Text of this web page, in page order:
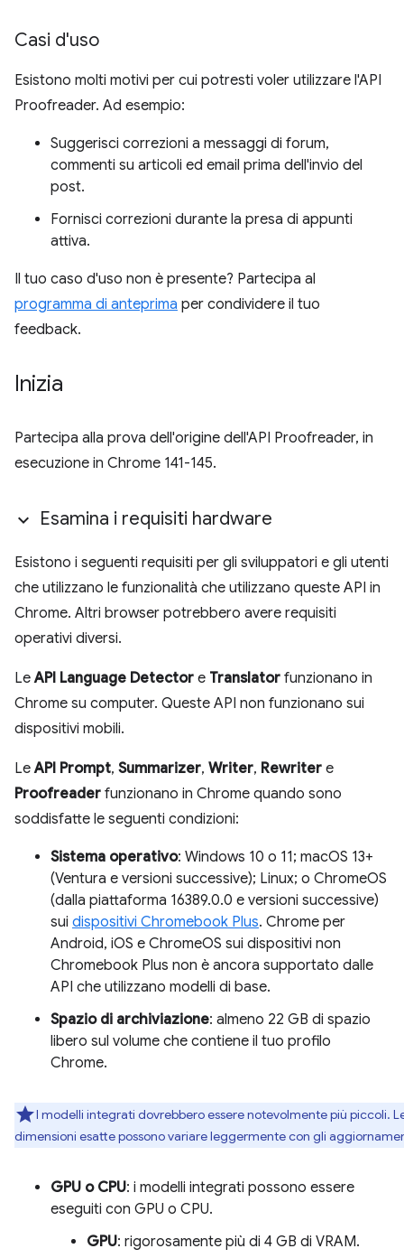
Casi d'uso
Esistono molti motivi per cui potresti voler utilizzare l'API
Proofreader. Ad esempio:
Suggerisci correzioni a messaggi di forum,
commenti su articoli ed email prima dell'invio del
post.
Fornisci correzioni durante la presa di appunti
attiva.
Il tuo caso d'uso non è presente? Partecipa al
programma di anteprima per condividere il tuo
feedback.
Inizia
Partecipa alla prova dell'origine dell'API Proofreader, in
esecuzione in Chrome 141-145.
Esamina i requisiti hardware
Esistono i seguenti requisiti per gli sviluppatori e gli utenti
che utilizzano le funzionalità che utilizzano queste API in
Chrome. Altri browser potrebbero avere requisiti
operativi diversi.
LeAPI Language Detector e Translator funzionano in
Chrome su computer. Queste API non funzionano sui
dispositivi mobili.
LeAPI Prompt, Summarizer, Writer, Rewriter e
Proofreader funzionano in Chrome quando sono
soddisfatte le seguenti condizioni:
Sistema operativo: Windows 10 o 11; macOS 13+
(Ventura e versioni successive); Linux; o ChromeOS
(dalla piattaforma 16389.0.0 e versioni successive)
sui dispositivi Chromebook Plus. Chrome per
Android, iOS e ChromeOS sui dispositivi non
Chromebook Plus non è ancora supportato dalle
API che utilizzano modelli di base.
Spazio di archiviazione: almeno 22 GB di spazio
libero sul volume che contiene il tuo profilo
Chrome.
I modelli integrati dovrebbero essere notevolmente più piccoli.
dimensioni esatte possono variare leggermente con gli
GPU o CPU: i modelli integrati possono essere
eseguiti con GPU o CPU.
GPU: rigorosamente più di 4 GB di VRAM.